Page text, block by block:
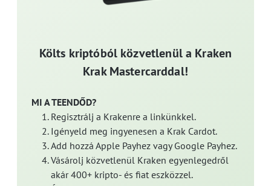
Költs kriptóból közvetlenül a Kraken
Krak Mastercarddal!
MI A TEENDŐD?
Regisztrálj a Krakenre a linkünkkel.
Igényeld meg ingyenesen a Krak Cardot.
Add hozzá Apple Payhez vagy Google Payhez.
Vásárolj közvetlenül Kraken egyenlegedről
akár 400+ kripto- és fiat eszközzel.